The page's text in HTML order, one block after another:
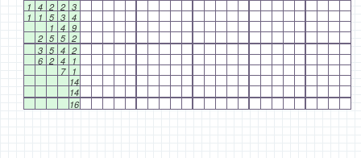
1 4 2 2 3
1
1 5 3 4
1 4 9
2 5 5 2
3 5 4 2
6 2 4
1
7
1
14
14
16